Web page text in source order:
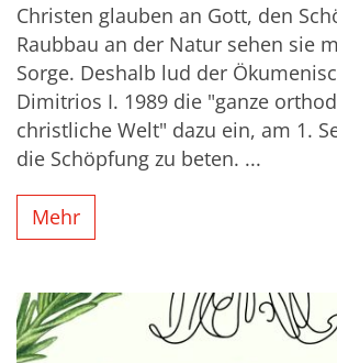
Christen glauben an Gott, den
Raubbau an der Natur sehen sie
Sorge. Deshalb lud der
Dimitrios I. 1989 die "ganze
christliche Welt" dazu ein, am 1.
die Schöpfung zu beten. ...
Mehr